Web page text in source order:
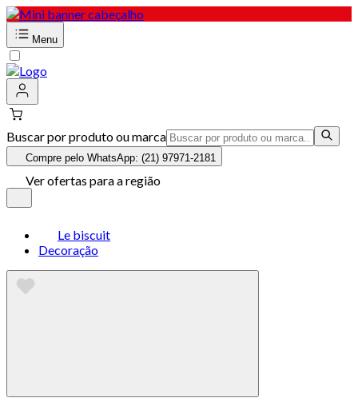
Menu
Buscar por produto ou marca
Compre pelo WhatsApp: (21) 97971-2181
Ver ofertas para a região
Le biscuit
Decoração